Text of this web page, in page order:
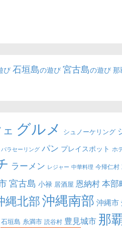
び 石垣島の遊び 宮古島の遊び 那
グルメ シュノーケリング
パラセーリング パン プレイスポット ホ
ラーメン レジャー 中華料理 今帰仁村
宮古島 小禄 居酒屋 恩納村本部
縄北部沖縄南部 沖縄市
石垣島 糸満市 読谷村 豊見城市 那